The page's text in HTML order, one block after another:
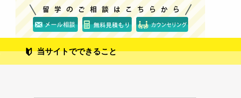
当サイトでできること